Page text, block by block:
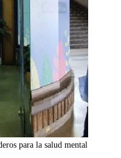
para la salud mental